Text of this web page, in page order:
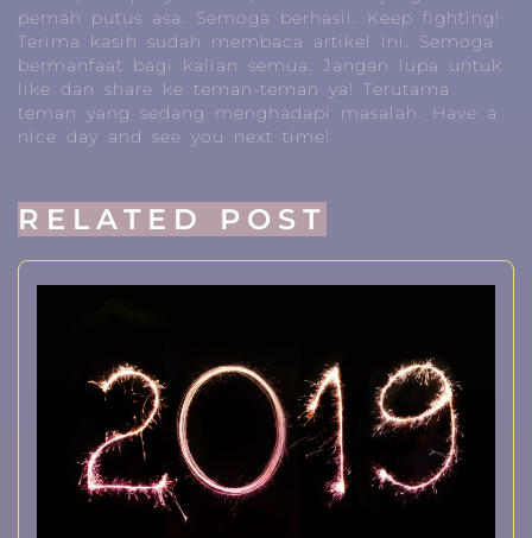
pernah putus asa. Semoga berhasil.
Keep fighting!
Terima kasih sudah membaca artikel ini. Semoga
bermanfaat bagi kalian semua. Jangan lupa untuk
like dan share ke teman-teman ya! Terutama
teman yang sedang menghadapi masalah.
Have a
nice day and see you next time!
RELATED POST